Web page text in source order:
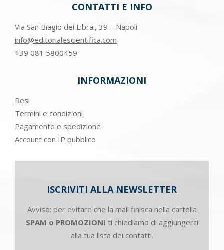
CONTATTI E INFO
Via San Biagio dei Librai, 39 – Napoli
info@editorialescientifica.com
+39 081 5800459
INFORMAZIONI
Resi
Termini e condizioni
Pagamento e spedizione
Account con IP pubblico
ISCRIVITI ALLA NEWSLETTER
Avviso: per evitare che la mail finisca nella cartella
SPAM o PROMOZIONI ti chiediamo di aggiungerci
alla tua lista dei contatti.